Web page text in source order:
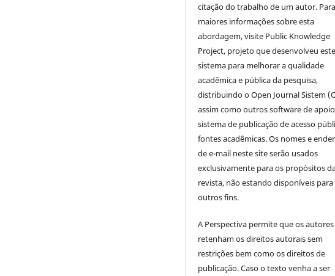
citação do trabalho de um autor. Para
maiores informações sobre esta
abordagem, visite Public Knowledge
Project, projeto que desenvolveu este
sistema para melhorar a qualidade
acadêmica e pública da pesquisa,
distribuindo o Open Journal Sistem
assim como outros software de
sistema de publicação de acesso
fontes acadêmicas. Os nomes e
de e-mail neste site serão usados
exclusivamente para os propósitos
revista, não estando disponíveis para
outros fins.
A Perspectiva permite que os autores
retenham os direitos autorais sem
restrições bem como os direitos de
publicação. Caso o texto venha a ser